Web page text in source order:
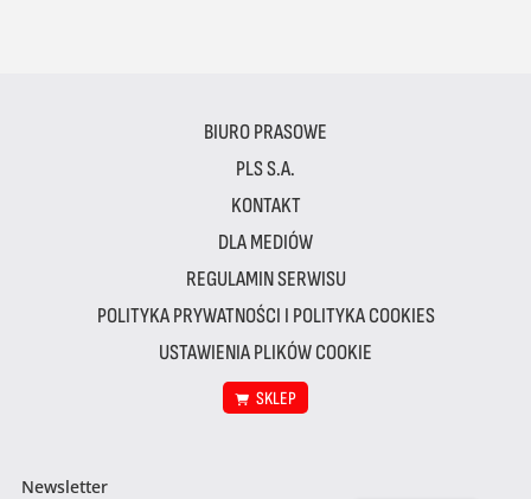
BIURO PRASOWE
PLS S.A.
KONTAKT
DLA MEDIÓW
REGULAMIN SERWISU
POLITYKA PRYWATNOŚCI I POLITYKA COOKIES
USTAWIENIA PLIKÓW COOKIE
SKLEP
Newsletter